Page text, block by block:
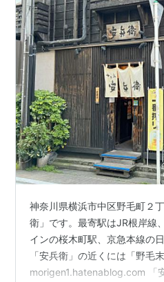
神奈川県横浜市中区野毛町２
衛」です。最寄駅はJR根岸線
インの桜木町駅、京急本線の
「安兵衛」の近くには「野毛
morigen1.hatenablog.com 「